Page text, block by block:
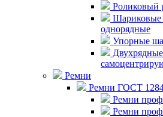
Роликовый
Шариковые
однорядные
Упорные
Ремни
Ремни ГОСТ
Ремни
Ремни